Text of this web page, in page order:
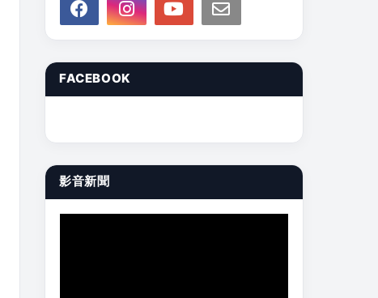
FACEBOOK
影音新聞